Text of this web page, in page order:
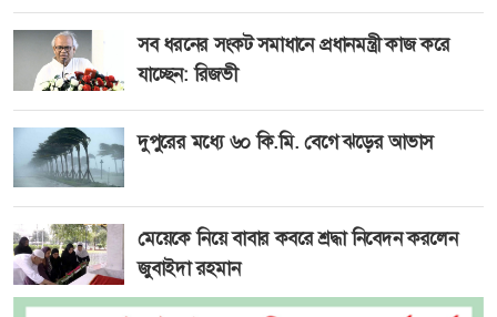
সব ধরনের সংকট সমাধানে প্রধানমন্ত্রী কাজ করে
যাচ্ছেন: রিজভী
দুপুরের মধ্যে ৬০ কি.মি. বেগে ঝড়ের আভাস
মেয়েকে নিয়ে বাবার কবরে শ্রদ্ধা নিবেদন করলেন
জুবাইদা রহমান